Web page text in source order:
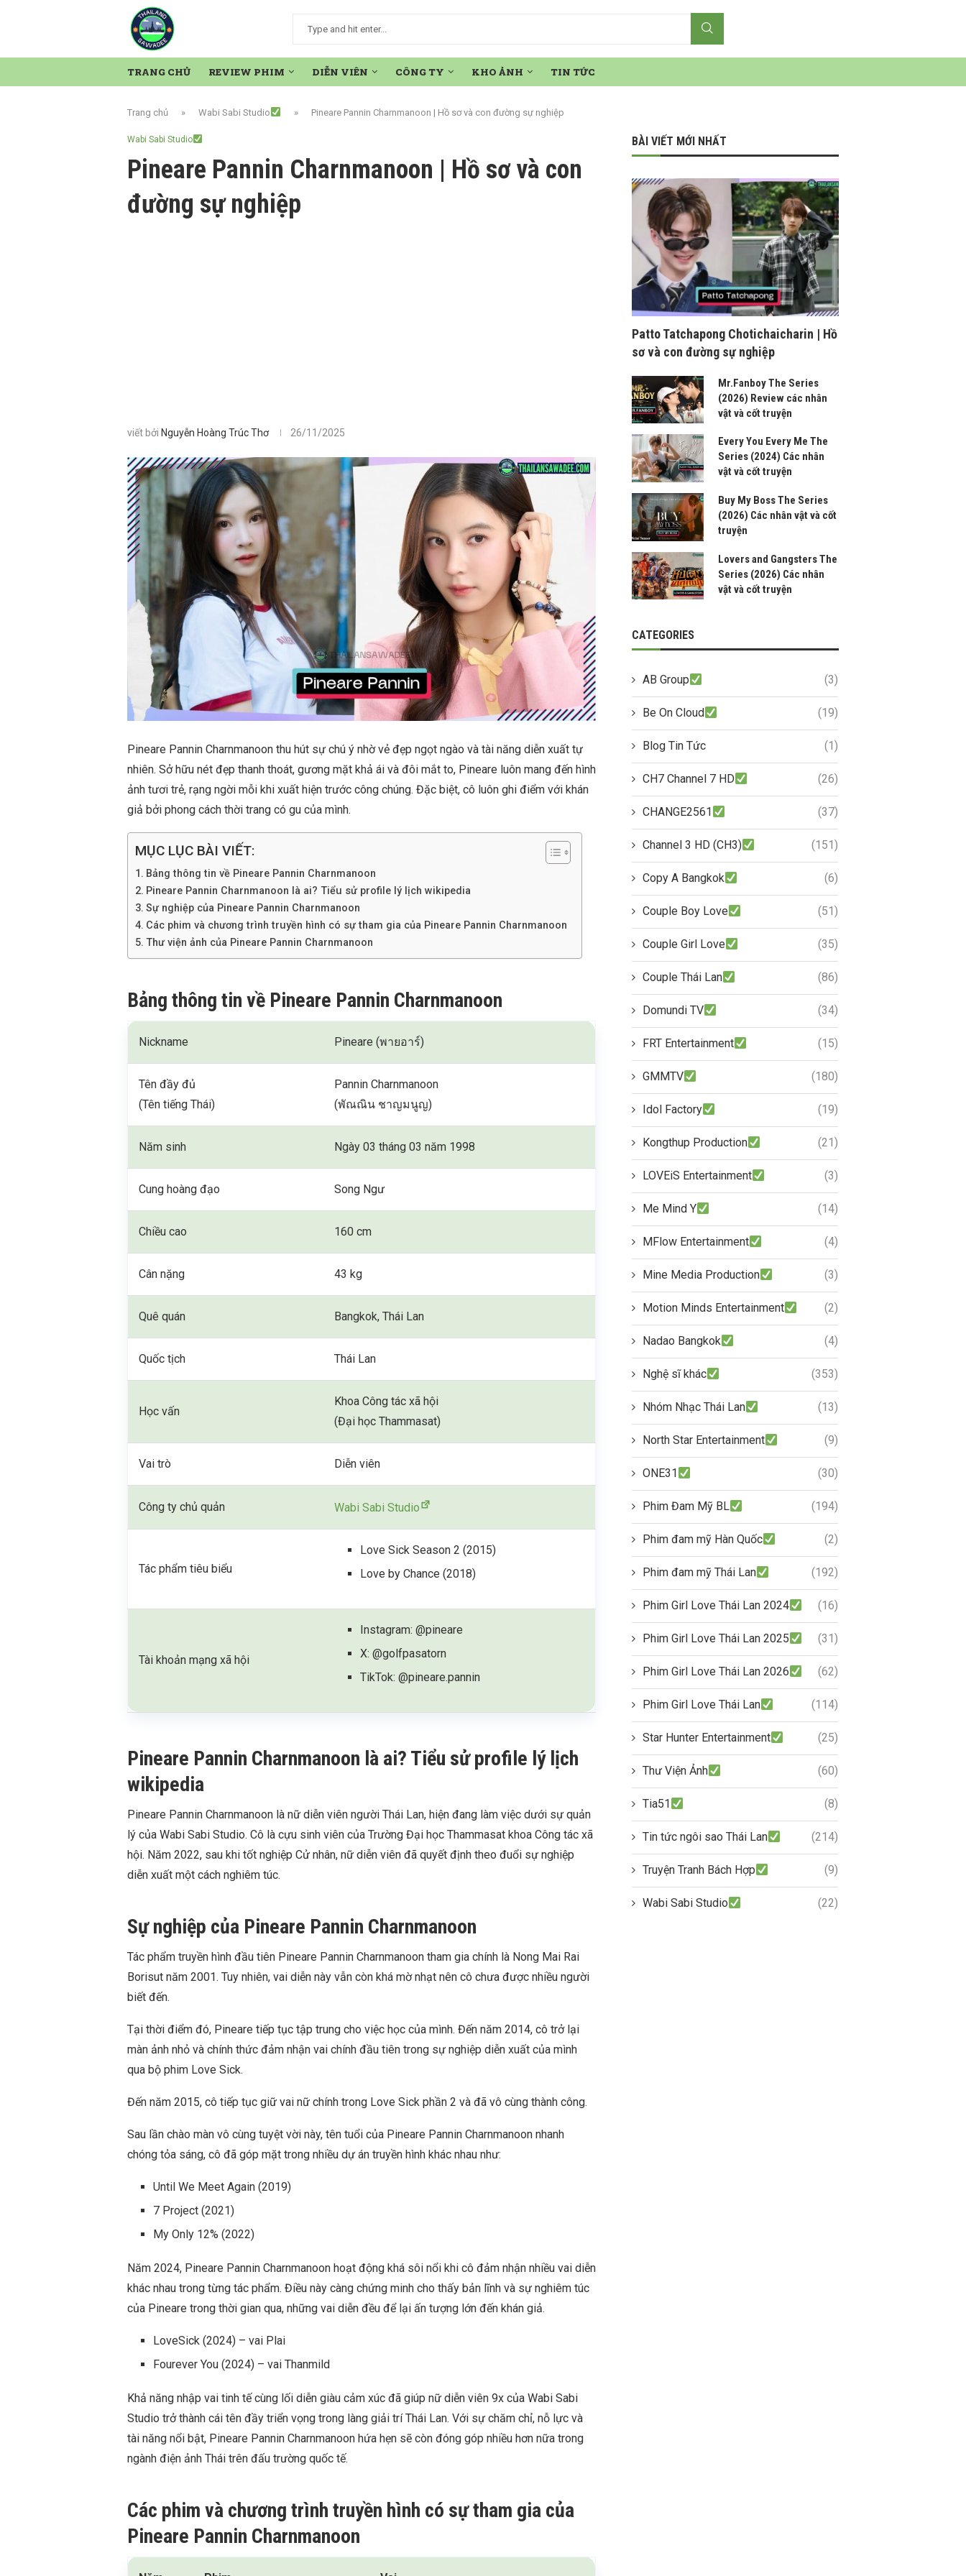
TRANG CHỦ REVIEW PHIM DIỄN VIÊN CÔNG TY KHO ẢNH TIN TỨC
Trang chủ » Wabi Sabi Studio » Pineare Pannin Charnmanoon | Hồ sơ và con đường sự nghiệp
Wabi Sabi Studio
Pineare Pannin Charnmanoon | Hồ sơ và con
đường sự nghiệp
viết bởi Nguyễn Hoàng Trúc Thơ 26/11/2025
Pineare Pannin Charnmanoon thu hút sự chú ý nhờ vẻ đẹp ngọt ngào và tài năng diễn xuất tự
nhiên. Sở hữu nét đẹp thanh thoát, gương mặt khả ái và đôi mắt to, Pineare luôn mang đến hình
ảnh tươi trẻ, rạng ngời mỗi khi xuất hiện trước công chúng. Đặc biệt, cô luôn ghi điểm với khán
giả bởi phong cách thời trang có gu của mình.
MỤC LỤC BÀI VIẾT:
Bảng thông tin về Pineare Pannin Charnmanoon
Pineare Pannin Charnmanoon là ai? Tiểu sử profile lý lịch wikipedia
Sự nghiệp của Pineare Pannin Charnmanoon
Các phim và chương trình truyền hình có sự tham gia của Pineare Pannin Charnmanoon
Thư viện ảnh của Pineare Pannin Charnmanoon
Bảng thông tin về Pineare Pannin Charnmanoon
Nickname Pineare (พายอาร์)
Tên đầy đủ
(Tên tiếng Thái)
Pannin Charnmanoon
(พัณณิน ชาญมนูญ)
Năm sinh Ngày 03 tháng 03 năm 1998
Cung hoàng đạo Song Ngư
Chiều cao 160 cm
Cân nặng 43 kg
Quê quán Bangkok, Thái Lan
Quốc tịch Thái Lan
Học vấn
Khoa Công tác xã hội
(Đại học Thammasat)
Vai trò Diễn viên
Công ty chủ quản Wabi Sabi Studio
Tác phẩm tiêu biểu
Love Sick Season 2 (2015)
Love by Chance (2018)
Tài khoản mạng xã hội
Instagram: @pineare
X: @golfpasatorn
TikTok: @pineare.pannin
Pineare Pannin Charnmanoon là ai? Tiểu sử profile lý lịch
wikipedia
Pineare Pannin Charnmanoon là nữ diễn viên người Thái Lan, hiện đang làm việc dưới sự quản
lý của Wabi Sabi Studio. Cô là cựu sinh viên của Trường Đại học Thammasat khoa Công tác xã
hội. Năm 2022, sau khi tốt nghiệp Cử nhân, nữ diễn viên đã quyết định theo đuổi sự nghiệp
diễn xuất một cách nghiêm túc.
Sự nghiệp của Pineare Pannin Charnmanoon
Tác phẩm truyền hình đầu tiên Pineare Pannin Charnmanoon tham gia chính là Nong Mai Rai
Borisut năm 2001. Tuy nhiên, vai diễn này vẫn còn khá mờ nhạt nên cô chưa được nhiều người
biết đến.
Tại thời điểm đó, Pineare tiếp tục tập trung cho việc học của mình. Đến năm 2014, cô trở lại
màn ảnh nhỏ và chính thức đảm nhận vai chính đầu tiên trong sự nghiệp diễn xuất của mình
qua bộ phim Love Sick.
Đến năm 2015, cô tiếp tục giữ vai nữ chính trong Love Sick phần 2 và đã vô cùng thành công.
Sau lần chào màn vô cùng tuyệt vời này, tên tuổi của Pineare Pannin Charnmanoon nhanh
chóng tỏa sáng, cô đã góp mặt trong nhiều dự án truyền hình khác nhau như:
Until We Meet Again (2019)
7 Project (2021)
My Only 12% (2022)
Năm 2024, Pineare Pannin Charnmanoon hoạt động khá sôi nổi khi cô đảm nhận nhiều vai diễn
khác nhau trong từng tác phẩm. Điều này càng chứng minh cho thấy bản lĩnh và sự nghiêm túc
của Pineare trong thời gian qua, những vai diễn đều để lại ấn tượng lớn đến khán giả.
LoveSick (2024) – vai Plai
Fourever You (2024) – vai Thanmild
Khả năng nhập vai tinh tế cùng lối diễn giàu cảm xúc đã giúp nữ diễn viên 9x của Wabi Sabi
Studio trở thành cái tên đầy triển vọng trong làng giải trí Thái Lan. Với sự chăm chỉ, nỗ lực và
tài năng nổi bật, Pineare Pannin Charnmanoon hứa hẹn sẽ còn đóng góp nhiều hơn nữa trong
ngành điện ảnh Thái trên đấu trường quốc tế.
Các phim và chương trình truyền hình có sự tham gia của
Pineare Pannin Charnmanoon
BÀI VIẾT MỚI NHẤT
Patto Tatchapong Chotichaicharin | Hồ
sơ và con đường sự nghiệp
Mr.Fanboy The Series
(2026) Review các nhân
vật và cốt truyện
Every You Every Me The
Series (2024) Các nhân
vật và cốt truyện
Buy My Boss The Series
(2026) Các nhân vật và cốt
truyện
Lovers and Gangsters The
Series (2026) Các nhân
vật và cốt truyện
CATEGORIES
AB Group (3)
Be On Cloud (19)
Blog Tin Tức (1)
CH7 Channel 7 HD (26)
CHANGE2561 (37)
Channel 3 HD (CH3) (151)
Copy A Bangkok (6)
Couple Boy Love (51)
Couple Girl Love (35)
Couple Thái Lan (86)
Domundi TV (34)
FRT Entertainment (15)
GMMTV (180)
Idol Factory (19)
Kongthup Production (21)
LOVEiS Entertainment (3)
Me Mind Y (14)
MFlow Entertainment (4)
Mine Media Production (3)
Motion Minds Entertainment (2)
Nadao Bangkok (4)
Nghệ sĩ khác (353)
Nhóm Nhạc Thái Lan (13)
North Star Entertainment (9)
ONE31 (30)
Phim Đam Mỹ BL (194)
Phim đam mỹ Hàn Quốc (2)
Phim đam mỹ Thái Lan (192)
Phim Girl Love Thái Lan 2024 (16)
Phim Girl Love Thái Lan 2025 (31)
Phim Girl Love Thái Lan 2026 (62)
Phim Girl Love Thái Lan (114)
Star Hunter Entertainment (25)
Thư Viện Ảnh (60)
Tia51 (8)
Tin tức ngôi sao Thái Lan (214)
Truyện Tranh Bách Hợp (9)
Wabi Sabi Studio (22)